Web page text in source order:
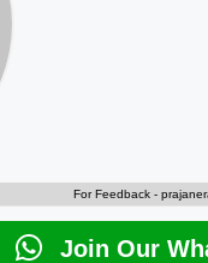
For Feedback -
Join Our